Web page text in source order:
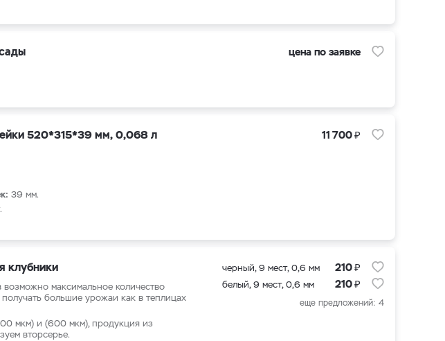
цена по заявке
520*315*39 мм, 0,068 л
39 мм.
11 700₽
клубники
максимальное количество
большие урожаи как в теплицах
мкм) и (600 мкм), продукция из
вторсерье.
черный, 9 мест, 0,6 мм 210₽
белый, 9 мест, 0,6 мм 210₽
еще предложений: 4